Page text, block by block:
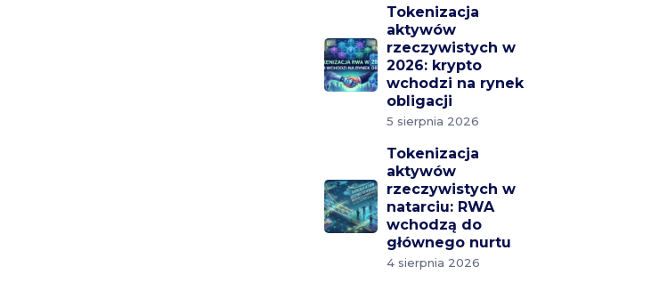
Tokenizacja
aktywów
rzeczywistych w
2026: krypto
wchodzi na rynek
obligacji
5 sierpnia 2026
Tokenizacja
aktywów
rzeczywistych w
natarciu: RWA
wchodzą do
głównego nurtu
4 sierpnia 2026